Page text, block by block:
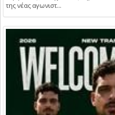
της νέας αγωνιστ...